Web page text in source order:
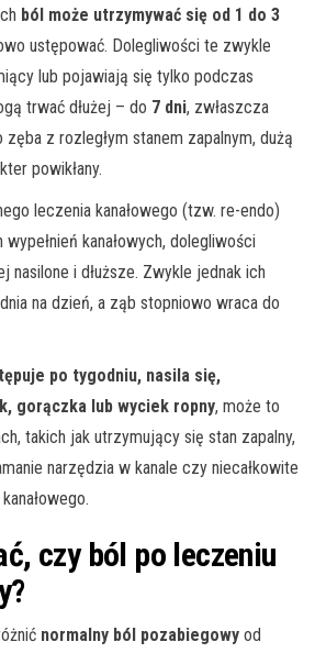
ból może utrzymywać się od 1 do 3
ustępować. Dolegliwości te zwykle
lub pojawiają się tylko podczas
trwać dłużej – do 7 dni, zwłaszcza
z rozległym stanem zapalnym, dużą
powikłany.
leczenia kanałowego (tzw. re-endo)
kanałowych, dolegliwości
nasilone i dłuższe. Zwykle jednak ich
na dzień, a ząb stopniowo wraca do
po tygodniu, nasila się,
gorączka lub wyciek ropny, może to
takich jak utrzymujący się stan zapalny,
narzędzia w kanale czy niecałkowite
czy ból po leczeniu
normalny ból pozabiegowy od